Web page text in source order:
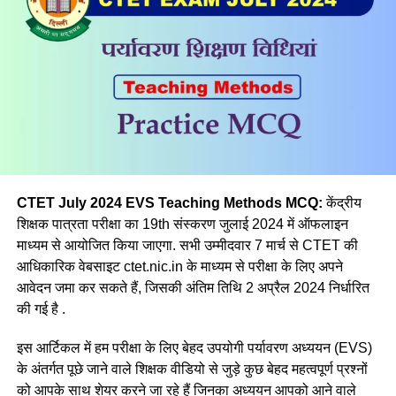
Ans- d
Q.2 सामाजिक विज्ञान में एक विषय के रूप में माध्यमिक स्तर पर नहीं है
(c) इतिहास
(d) राजनीतिक विज्ञान
Ans a
Q.3 निम्नलिखित में से कौन-सी सामाजिक विज्ञान शिक्षण विधि, विद्यार्थियों
की प्रस्ताव करने की, तार्किक बहस करने की, जवाबी तर्क देने की और
तथ्यों या विचारों को प्रस्तुत करने की क्षमता को विकसित करती है?
CTET July 2024 EVS Teaching Methods MCQ:केंद्रीय
शिक्षक पात्रता परीक्षा का 19th संस्करण जुलाई 2024 में ऑफलाइन
माध्यम से आयोजित किया जाएगा. सभी उम्मीदवार 7 मार्च से CTET की
आधिकारिक वेबसाइट ctet.nic.in के माध्यम से परीक्षा के लिए अपने
आवेदन जमा कर सकते हैं, जिसकी अंतिम तिथि 2 अप्रैल 2024 निर्धारित
की गई है .
इस आर्टिकल में हम परीक्षा के लिए बेहद उपयोगी पर्यावरण अध्ययन (EVS)
के अंतर्गत पूछे जाने वाले शिक्षक वीडियो से जुड़े कुछ बेहद महत्वपूर्ण प्रश्नों
को आपके साथ शेयर करने जा रहे हैं जिनका अध्ययन आपको आने वाले